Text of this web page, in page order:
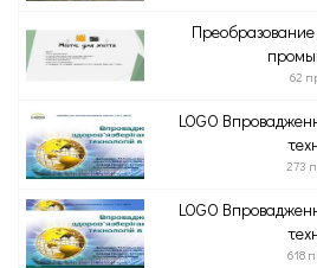
62
LOGO
273
LOGO
618